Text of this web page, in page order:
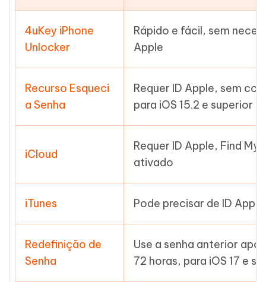
4uKey iPhone
Unlocker
Rápido e fácil, sem
Apple
Recurso Esqueci
a Senha
Requer ID Apple, sem
para iOS 15.2 e superior
iCloud
Requer ID Apple, Find My
ativado
iTunes Pode precisar de ID
Redefinição de
Senha
Use a senha anterior
72 horas, para iOS 17 e